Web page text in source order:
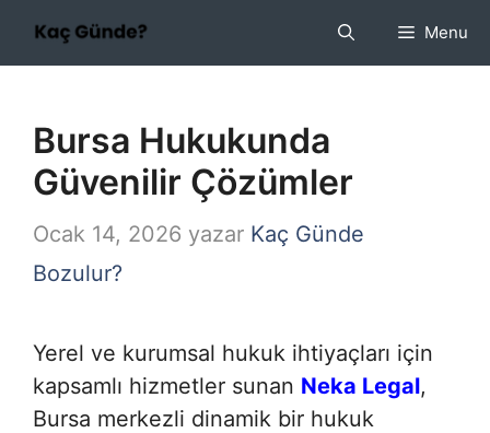
Menu
Bursa Hukukunda
Güvenilir Çözümler
Ocak 14, 2026 yazar Kaç Günde
Bozulur?
Yerel ve kurumsal hukuk ihtiyaçları için
kapsamlı hizmetler sunan Neka Legal,
Bursa merkezli dinamik bir hukuk